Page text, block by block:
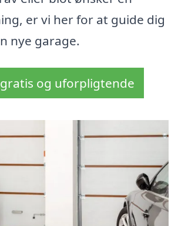
er vi her for at guide dig
nye garage.
og uforpligtende